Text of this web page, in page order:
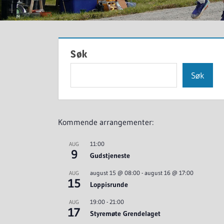
Søk
Søk
Kommende arrangementer:
AUG
9
11:00
Gudstjeneste
AUG
15
august 15 @ 08:00 - august 16 @ 17:00
Loppisrunde
AUG
17
19:00 - 21:00
Styremøte Grendelaget